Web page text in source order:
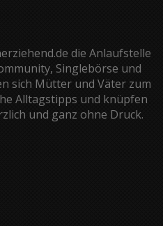
die Anlaufstelle
Singlebörse und
sich Mütter und Väter zum
Alltagstipps und knüpfen
und ganz ohne Druck.